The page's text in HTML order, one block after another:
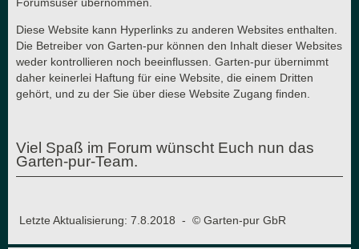
Diese Website kann Hyperlinks zu anderen Websites enthalten.
Die Betreiber von Garten-pur können den Inhalt dieser Websites
weder kontrollieren noch beeinflussen. Garten-pur übernimmt
daher keinerlei Haftung für eine Website, die einem Dritten
gehört, und zu der Sie über diese Website Zugang finden.
Viel Spaß im Forum wünscht Euch nun das
Garten-pur-Team.
Letzte Aktualisierung: 7.8.2018 - © Garten-pur GbR